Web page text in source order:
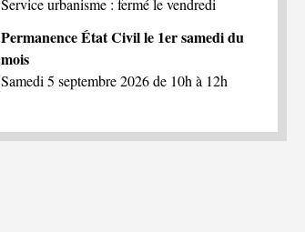
Service urbanisme : fermé le vendredi
Permanence État Civil le 1er samedi du
mois
Samedi 5 septembre 2026 de 10h à 12h